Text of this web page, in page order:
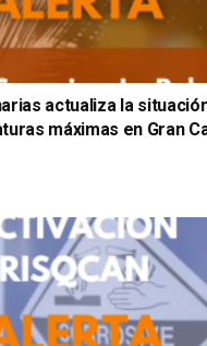
actualiza la
máximas en Gran